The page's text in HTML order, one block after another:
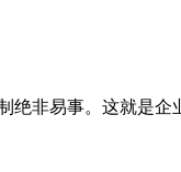
非易事。这就是